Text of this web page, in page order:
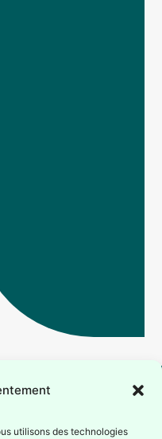
utilisons des technologies
BePax est reconnue